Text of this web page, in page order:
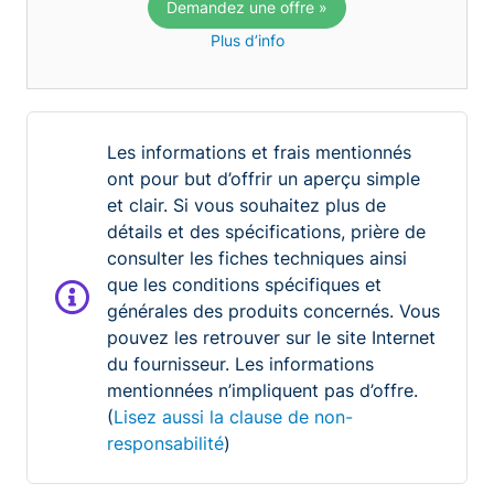
Demandez une offre »
Plus d’info
Les informations et frais mentionnés
ont pour but d’offrir un aperçu simple
et clair. Si vous souhaitez plus de
détails et des spécifications, prière de
consulter les fiches techniques ainsi
que les conditions spécifiques et
générales des produits concernés. Vous
pouvez les retrouver sur le site Internet
du fournisseur. Les informations
mentionnées n’impliquent pas d’offre.
(Lisez aussi la clause de non-
responsabilité)